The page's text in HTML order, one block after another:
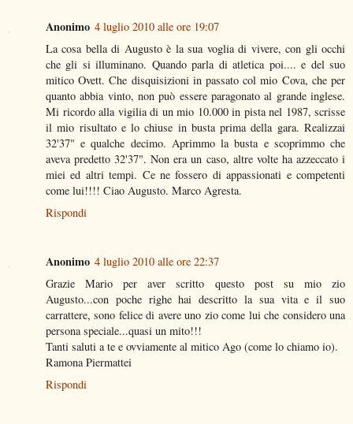
Anonimo 4 luglio 2010 alle ore 19:07
La cosa bella di Augusto è la sua voglia di vivere, con gli occhi
che gli si illuminano. Quando parla di atletica poi.... e del suo
mitico Ovett. Che disquisizioni in passato col mio Cova, che per
quanto abbia vinto, non può essere paragonato al grande inglese.
Mi ricordo alla vigilia di un mio 10.000 in pista nel 1987, scrisse
il mio risultato e lo chiuse in busta prima della gara. Realizzai
32'37" e qualche decimo. Aprimmo la busta e scoprimmo che
aveva predetto 32'37". Non era un caso, altre volte ha azzeccato i
miei ed altri tempi. Ce ne fossero di appassionati e competenti
come lui!!!! Ciao Augusto. Marco Agresta.
Rispondi
Anonimo 4 luglio 2010 alle ore 22:37
Grazie Mario per aver scritto questo post su mio zio
Augusto...con poche righe hai descritto la sua vita e il suo
carrattere, sono felice di avere uno zio come lui che considero una
persona speciale...quasi un mito!!!
Tanti saluti a te e ovviamente al mitico Ago (come lo chiamo io).
Ramona Piermattei
Rispondi